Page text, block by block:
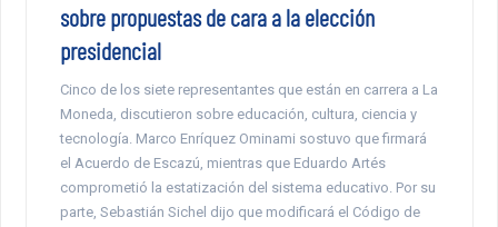
sobre propuestas de cara a la elección
presidencial
Cinco de los siete representantes que están en carrera a La
Moneda, discutieron sobre educación, cultura, ciencia y
tecnología. Marco Enríquez Ominami sostuvo que firmará
el Acuerdo de Escazú, mientras que Eduardo Artés
comprometió la estatización del sistema educativo. Por su
parte, Sebastián Sichel dijo que modificará el Código de